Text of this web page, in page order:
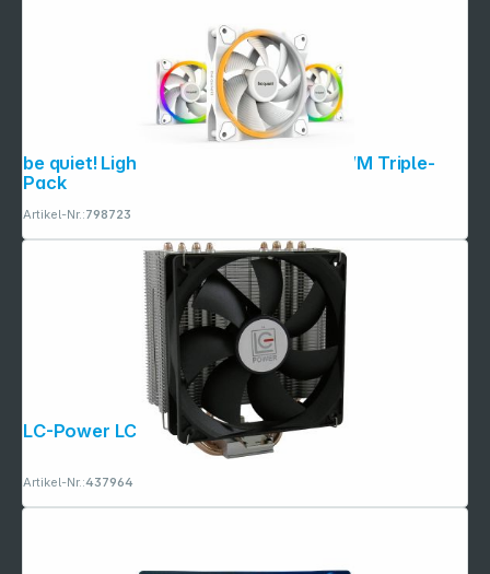
be quiet! Light Wings White 120mm PWM Triple-
Pack
Artikel-Nr.:798723
LC-Power LC-CC-120 120mm fan
Artikel-Nr.:437964